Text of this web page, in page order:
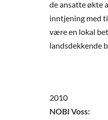
de ansatte økte
inntjening med
være en lokal
landsdekkende
2010
NOBI Voss: